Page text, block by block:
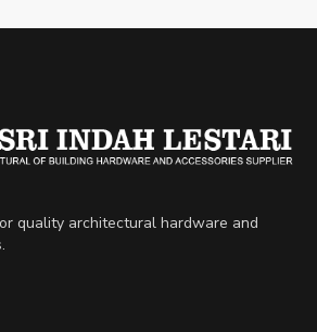
quality architectural hardware and